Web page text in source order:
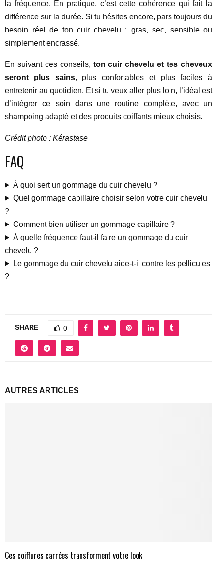
la fréquence. En pratique, c’est cette cohérence qui fait la
différence sur la durée. Si tu hésites encore, pars toujours du
besoin réel de ton cuir chevelu : gras, sec, sensible ou
simplement encrassé.
En suivant ces conseils, ton cuir chevelu et tes cheveux
seront plus sains, plus confortables et plus faciles à
entretenir au quotidien. Et si tu veux aller plus loin, l’idéal est
d’intégrer ce soin dans une routine complète, avec un
shampoing adapté et des produits coiffants mieux choisis.
Crédit photo : Kérastase
FAQ
À quoi sert un gommage du cuir chevelu ?
Quel gommage capillaire choisir selon votre cuir chevelu
?
Comment bien utiliser un gommage capillaire ?
À quelle fréquence faut-il faire un gommage du cuir
chevelu ?
Le gommage du cuir chevelu aide-t-il contre les pellicules
?
SHARE 0
AUTRES ARTICLES
Ces coiffures carrées transforment votre look